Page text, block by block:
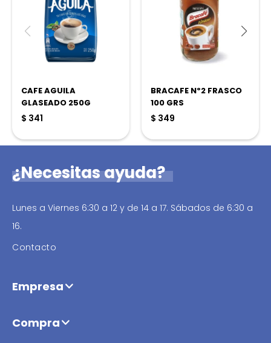
CAFE AGUILA
GLASEADO 250G
$ 341
BRACAFE Nº2 FRASCO
100 GRS
$ 349
¿Necesitas ayuda?
Lunes a Viernes 6:30 a 12 y de 14 a 17. Sábados de 6:30 a
16.
Contacto
Empresa
Compra